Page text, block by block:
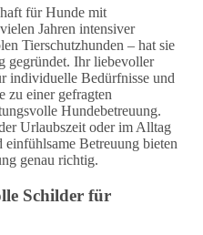
für Hunde mit
Jahren intensiver
Tierschutzhunden – hat sie
gegründet. Ihr liebevoller
individuelle Bedürfnisse und
zu einer gefragten
Hundebetreuung.
Urlaubszeit oder im Alltag
einfühlsame Betreuung bieten
genau richtig.
Schilder für